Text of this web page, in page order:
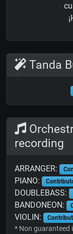
Tanda
recording
ARRANGER:
PIANO:
DOUBLEBASS:
BANDONEON:
VIOLIN:
* Non guaranteed